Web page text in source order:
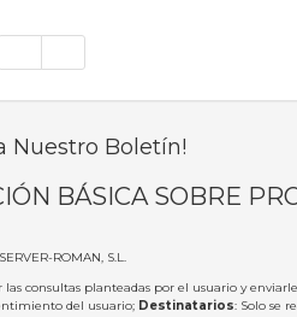
Nuestro Boletín!
BÁSICA SOBRE
ROMAN, S.L.
las consultas planteadas por el usuario y
del usuario; Destinatarios: Solo se